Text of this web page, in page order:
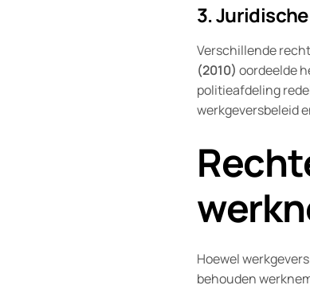
3.
Verschillende
(2010) oordeelde
politieafdeling
werkgeversbeleid
Hoewel
behouden